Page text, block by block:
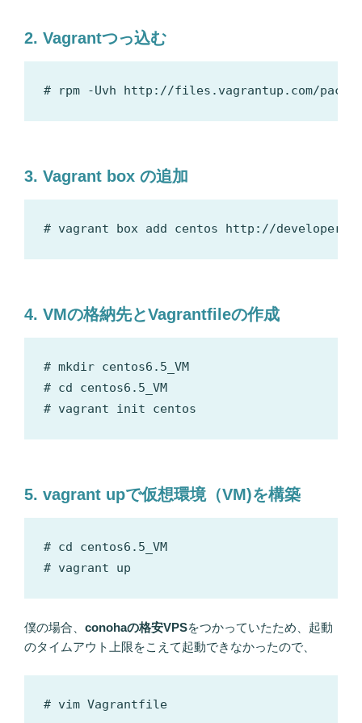
2. Vagrantつっ込む
3. Vagrant box の追加
4. VMの格納先とVagrantfileの作成
# mkdir centos6.5_VM
# cd centos6.5_VM
5. vagrant upで仮想環境（VM)を構築
# cd centos6.5_VM
僕の場合、 conohaの格安VPSをつかっていたため、起動
のタイムアウト上限をこえて起動できなかったので、